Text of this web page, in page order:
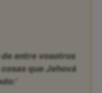
de entre vosotros
que Jehová